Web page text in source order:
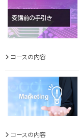
コースの内容
コースの内容